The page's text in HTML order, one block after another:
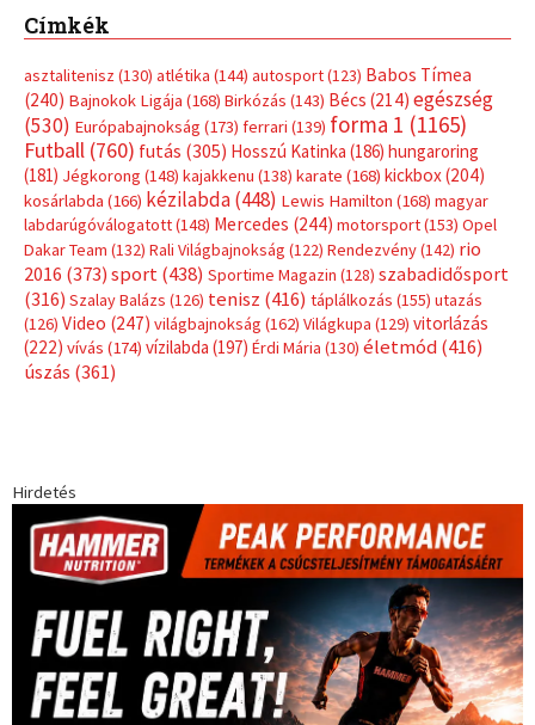
Címkék
asztalitenisz (130) atlétika (144) autosport(123) Babos Tímea
(240) Bajnokok Ligája (168) Birkózás (143) Bécs (214) egészség
(530) Európabajnokság (173) ferrari (139) forma 1 (1165)
Futball (760) futás (305) Hosszú Katinka (186) hungaroring
(181) Jégkorong (148) kajakkenu (138) karate (168) kickbox(204)
kosárlabda (166) kézilabda(448) Lewis Hamilton (168) magyar
labdarúgóválogatott(148) Mercedes (244) motorsport(153) Opel
Dakar Team (132) Rali Világbajnokság (122) Rendezvény(142) rio
2016 (373) sport(438) Sportime Magazin (128) szabadidősport
(316) Szalay Balázs (126) tenisz (416) táplálkozás (155) utazás
(126) Video (247) világbajnokság (162) Világkupa (129) vitorlázás
(222) vívás (174) vízilabda (197) Érdi Mária (130) életmód(416)
úszás (361)
Hirdetés